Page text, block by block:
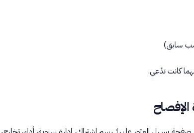
سابق)
كانت تدّعي.